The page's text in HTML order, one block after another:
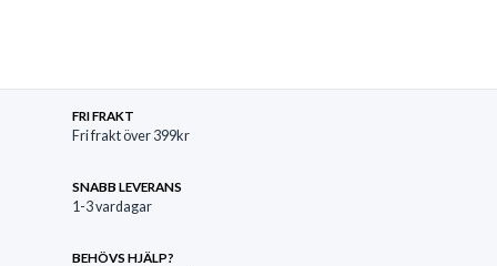
FRI FRAKT
Fri frakt över 399kr
SNABB LEVERANS
1-3 vardagar
BEHÖVS HJÄLP?